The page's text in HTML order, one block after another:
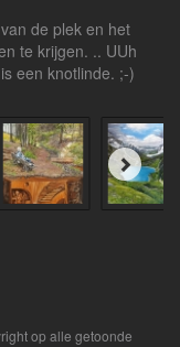
de plek en het
te krijgen. .. UUh
een knotlinde. ;-)
op alle getoonde